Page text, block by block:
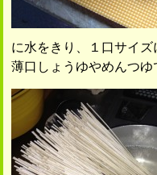
に水をきり、１口サイズ
薄口しょうゆやめんつゆ